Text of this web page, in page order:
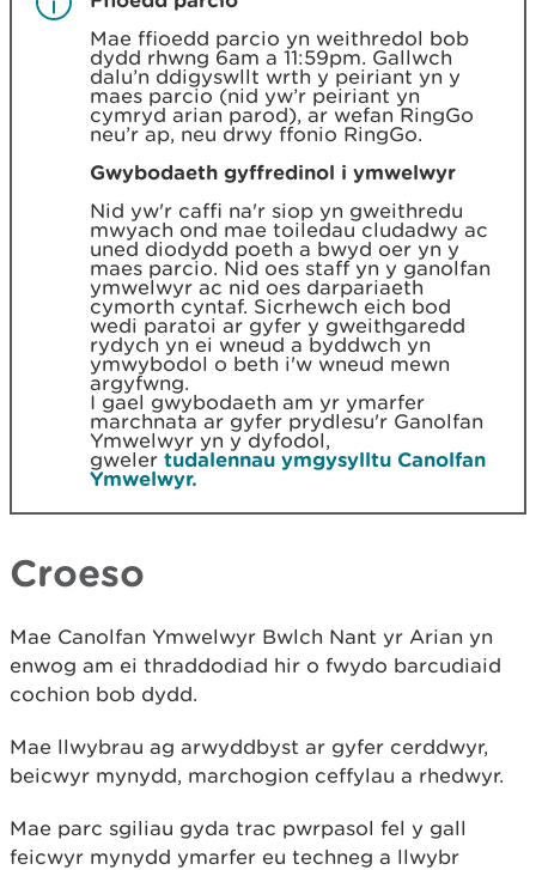
Mae ffioedd parcio yn weithredol bob
dydd rhwng 6am a 11:59pm. Gallwch
dalu’n ddigyswllt wrth y peiriant yn y
maes parcio (nid yw’r peiriant yn
cymryd arian parod), ar wefan RingGo
neu’r ap, neu drwy ffonio RingGo.
Gwybodaeth gyffredinol i ymwelwyr
Nid yw'r caffi na'r siop yn gweithredu
mwyach ond mae toiledau cludadwy ac
uned diodydd poeth a bwyd oer yn y
maes parcio. Nid oes staff yn y ganolfan
ymwelwyr ac nid oes darpariaeth
cymorth cyntaf. Sicrhewch eich bod
wedi paratoi ar gyfer y gweithgaredd
rydych yn ei wneud a byddwch yn
ymwybodol o beth i'w wneud mewn
argyfwng.
I gael gwybodaeth am yr ymarfer
marchnata ar gyfer prydlesu'r Ganolfan
Ymwelwyr yn y dyfodol,
gweler tudalennau ymgysylltu Canolfan
Ymwelwyr.
Croeso
Mae Canolfan Ymwelwyr Bwlch Nant yr Arian yn
enwog am ei thraddodiad hir o fwydo barcudiaid
cochion bob dydd.
Mae llwybrau ag arwyddbyst ar gyfer cerddwyr,
beicwyr mynydd, marchogion ceffylau a rhedwyr.
Mae parc sgiliau gyda trac pwrpasol fel y gall
feicwyr mynydd ymarfer eu techneg a llwybr